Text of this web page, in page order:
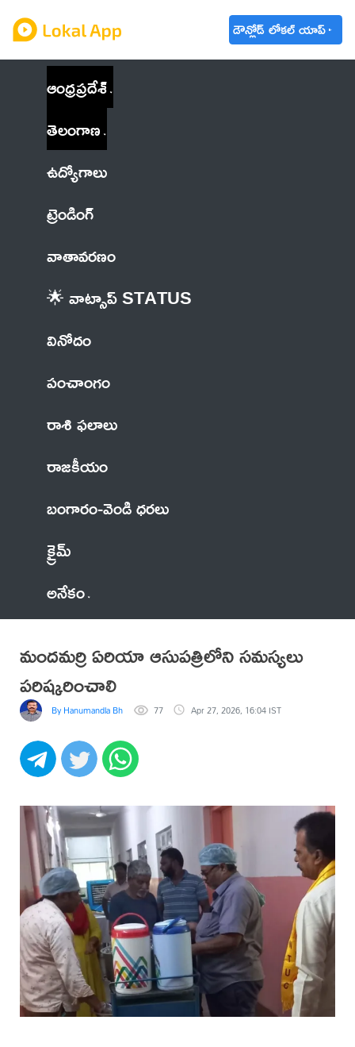
డౌన్లోడ్ లోకల్ యాప్
ఆంధ్రప్రదేశ్
తెలంగాణ
ఉద్యోగాలు
ట్రెండింగ్
వాతావరణం
🌟 వాట్సాప్ STATUS
వినోదం
పంచాంగం
రాశి ఫలాలు
రాజకీయం
బంగారం-వెండి ధరలు
క్రైమ్
అనేకం
మందమర్రి ఏరియా ఆసుపత్రిలోని సమస్యలు
పరిష్కరించాలి
By Hanumandla Bhadraiah 77 Apr 27, 2026, 16:04 IST